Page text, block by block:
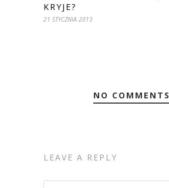
KRYJE?
21 STYCZNIA 2013
NO COMMENTS
LEAVE A REPLY